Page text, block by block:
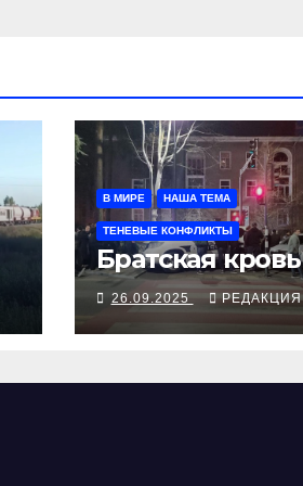
В МИРЕ НАША ТЕМА
ТЕНЕВЫЕ КОНФЛИКТЫ
Братская кровь
26.09.2025 РЕДАКЦИЯ